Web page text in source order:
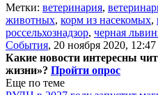
Метки: ветеринария,
животных, корм из насекомых,
россельхознадзор, черная
События, 20 ноября 2020, 12:47
Какие новости интересны
жизни»? Пройти опрос
Еще по теме